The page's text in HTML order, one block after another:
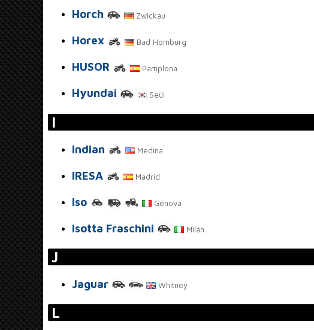
Horch Zwickau
Horex Bad Homburg
HUSOR Pamplona
Hyundai Seúl
I
Indian Medina
IRESA Madrid
Iso Génova
Isotta Fraschini Milán
J
Jaguar Whitney
L